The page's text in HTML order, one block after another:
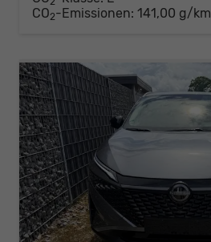
CO2-Emissionen: 141,00 g/km